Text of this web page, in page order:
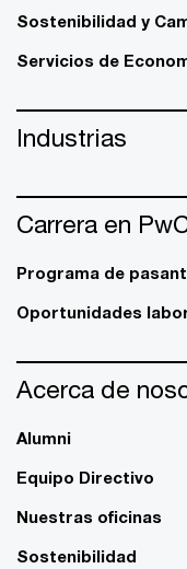
Sostenibilidad y
Servicios de
Industrias
Carrera en
Programa de
Oportunidades
Acerca de
Alumni
Equipo Directivo
Nuestras oficinas
Sostenibilidad